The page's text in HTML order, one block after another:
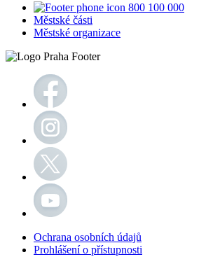
800 100 000
Městské části
Městské organizace
Ochrana osobních údajů
Prohlášení o přístupnosti